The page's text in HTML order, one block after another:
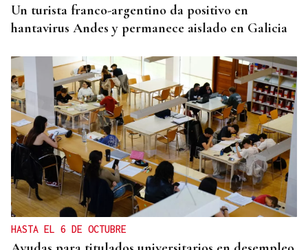
Un turista franco-argentino da positivo en
hantavirus Andes y permanece aislado en Galicia
HASTA EL 6 DE OCTUBRE